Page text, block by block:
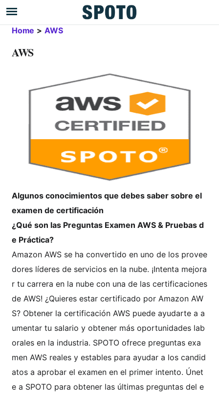
Home > AWS
AWS
Algunos conocimientos que debes saber sobre el
examen de certificación
¿Qué son las Preguntas Examen AWS & Pruebas d
e Práctica?
Amazon AWS se ha convertido en uno de los provee
dores líderes de servicios en la nube. ¡Intenta mejora
r tu carrera en la nube con una de las certificaciones
de AWS! ¿Quieres estar certificado por Amazon AW
S? Obtener la certificación AWS puede ayudarte a a
umentar tu salario y obtener más oportunidades lab
orales en la industria. SPOTO ofrece preguntas exa
men AWS reales y estables para ayudar a los candid
atos a aprobar el examen en el primer intento. Únet
e a SPOTO para obtener las últimas preguntas del e